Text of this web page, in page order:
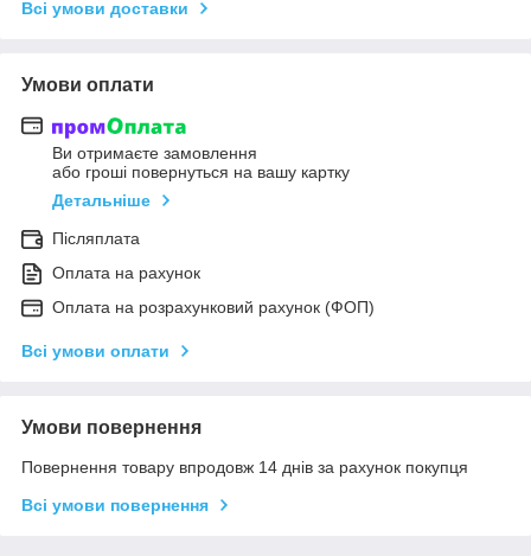
Всі умови доставки
Умови оплати
Ви отримаєте замовлення
або гроші повернуться на вашу картку
Детальніше
Післяплата
Оплата на рахунок
Оплата на розрахунковий рахунок (ФОП)
Всі умови оплати
Умови повернення
Повернення товару впродовж 14 днів за рахунок покупця
Всі умови повернення